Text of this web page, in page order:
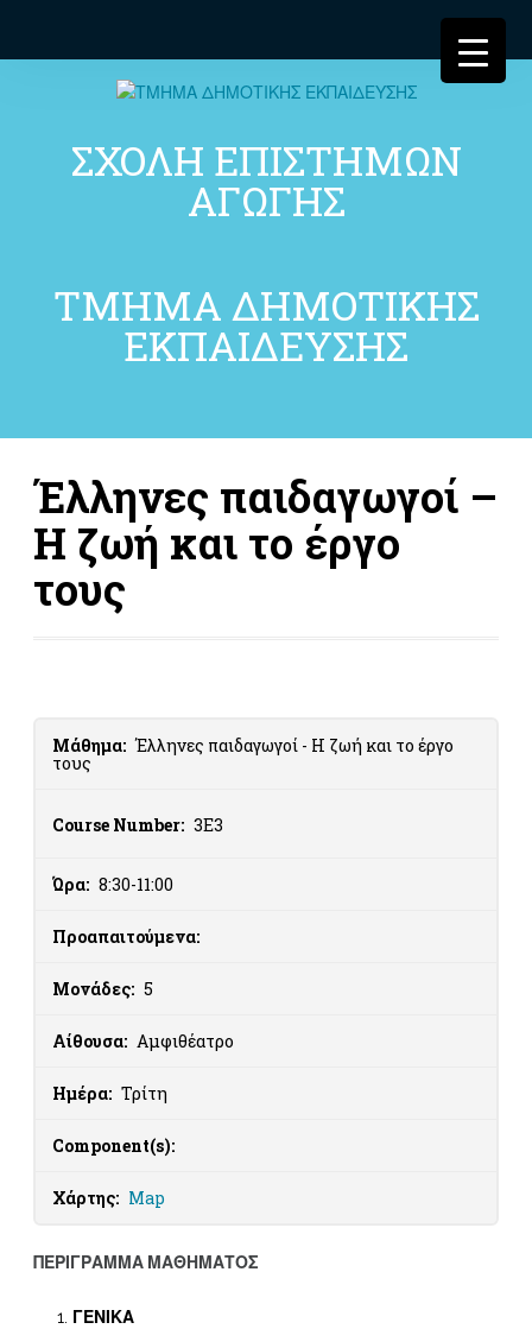
ΣΧΟΛΗ ΕΠΙΣΤΗΜΩΝ
ΑΓΩΓΗΣ
ΤΜΗΜΑ ΔΗΜΟΤΙΚΗΣ
ΕΚΠΑΙΔΕΥΣΗΣ
Έλληνες παιδαγωγοί –
Η ζωή και το έργο
τους
Μάθημα: Έλληνες παιδαγωγοί - Η ζωή και το έργο
τους
Course Number: 3Ε3
Ώρα: 8:30-11:00
Προαπαιτούμενα:
Μονάδες: 5
Αίθουσα: Αμφιθέατρο
Ημέρα: Τρίτη
Component(s):
Χάρτης: Map
ΠΕΡΙΓΡΑΜΜΑ ΜΑΘΗΜΑΤΟΣ
ΓΕΝΙΚΑ